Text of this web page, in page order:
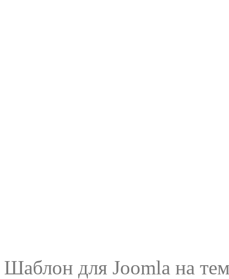
Шаблон для Joomla на